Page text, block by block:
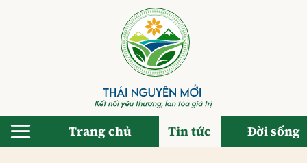
Trang chủ Tin tức Đời sống